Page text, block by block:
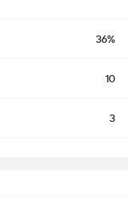
36%
10
3